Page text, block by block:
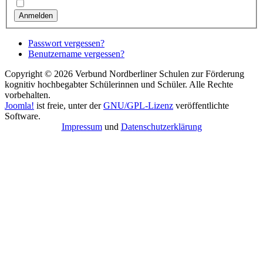
Anmelden
Passwort vergessen?
Benutzername vergessen?
Copyright © 2026 Verbund Nordberliner Schulen zur Förderung
kognitiv hochbegabter Schülerinnen und Schüler. Alle Rechte
vorbehalten.
Joomla! ist freie, unter derGNU/GPL-Lizenz veröffentlichte
Software.
Impressumund Datenschutzerklärung